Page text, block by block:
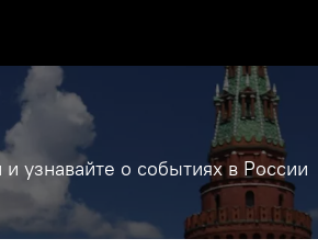
узнавайте о событиях в России